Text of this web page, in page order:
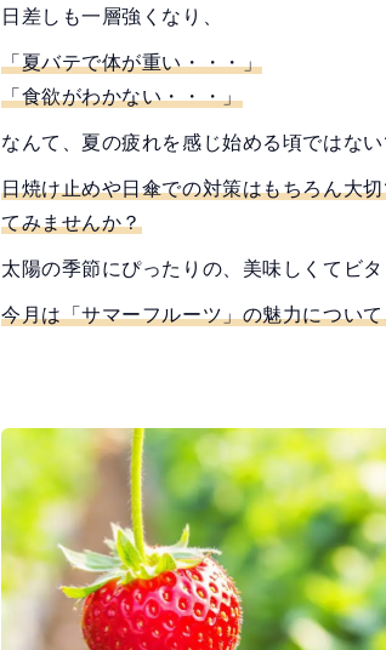
日差しも一層強くなり、
「夏バテで体が重い・・・」
「食欲がわかない・・・」
なんて、夏の疲れを感じ始める頃ではない
日焼け止めや日傘での対策はもちろん大
てみませんか？
太陽の季節にぴったりの、美味しくてビ
今月は「サマーフルーツ」の魅力につい